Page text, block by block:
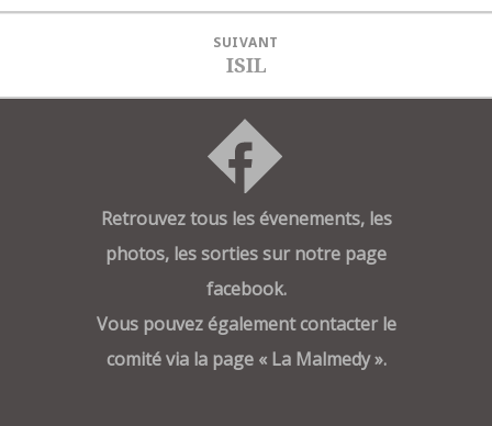
SUIVANT
suivant :
ISIL
Retrouvez tous les évenements, les
photos, les sorties sur notre page
facebook.
Vous pouvez également contacter le
comité via la page « La Malmedy ».